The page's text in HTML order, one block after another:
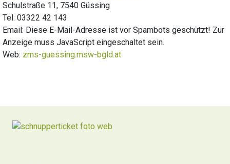
Schulstraße 11, 7540 Güssing
Tel: 03322 42 143
Email: Diese E-Mail-Adresse ist vor Spambots geschützt! Zur
Anzeige muss JavaScript eingeschaltet sein.
Web: zms-guessing.msw-bgld.at